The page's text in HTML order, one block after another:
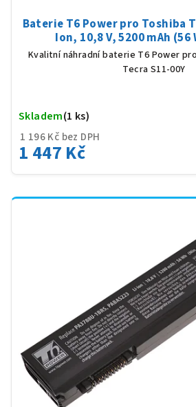
Baterie T6 Power pro Toshiba
Ion, 10,8 V, 5200 mAh (56
Kvalitní náhradní baterie T6 Power
Tecra S11-00Y
1 196 Kč bez DPH
1 447 Kč
Skladem(1 ks)